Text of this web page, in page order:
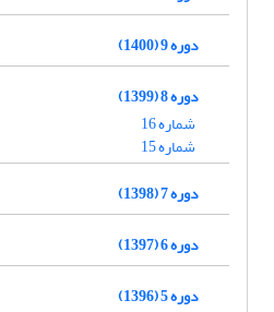
دوره 9 (1400)
دوره 8 (1399)
شماره 16
شماره 15
دوره 7 (1398)
دوره 6 (1397)
دوره 5 (1396)